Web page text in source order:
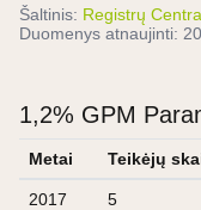
Šaltinis: Registrų
Duomenys atnaujinti:
1,2% GPM
Metai Teikėjų
2017 5